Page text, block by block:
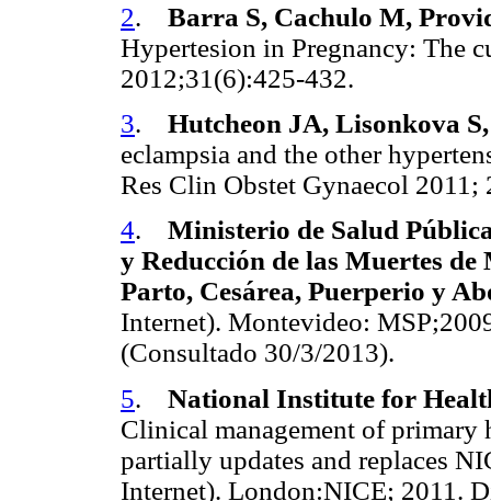
2. Barra S, Cachulo M,
Hypertesion in Pregnancy: The
2012;31(6):425-432.
3. Hutcheon JA, Lisonkova
eclampsia and the other
Res Clin Obstet Gynaecol
4. Ministerio de Salud
y Reducción de las Muertes
Parto, Cesárea, Puerperio y
Internet). Montevideo:
(Consultado 30/3/2013).
5. National Institute for
Clinical management of
partially updates and replaces
Internet). London:NICE; 2011.